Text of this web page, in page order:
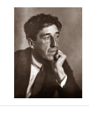
Перейти
содержимому